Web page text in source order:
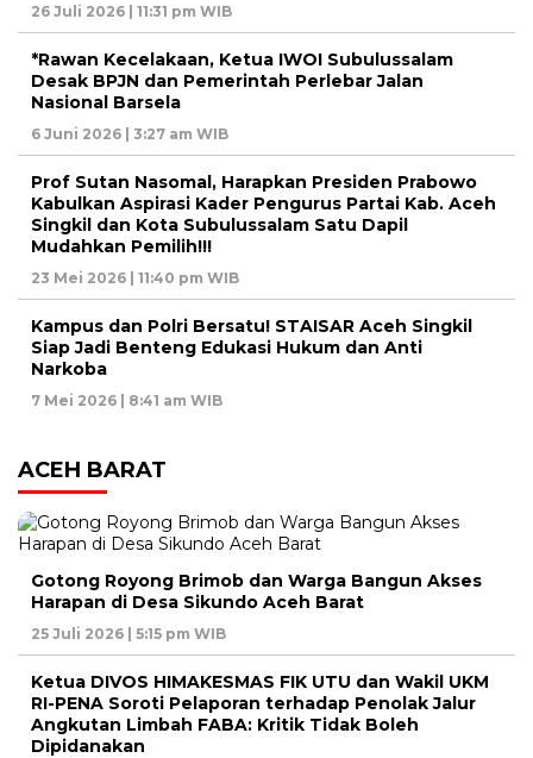
26 Juli 2026 | 11:31 pm WIB
*Rawan Kecelakaan, Ketua IWOI Subulussalam
Desak BPJN dan Pemerintah Perlebar Jalan
Nasional Barsela
6 Juni 2026 | 3:27 am WIB
Prof Sutan Nasomal, Harapkan Presiden Prabowo
Kabulkan Aspirasi Kader Pengurus Partai Kab. Aceh
Singkil dan Kota Subulussalam Satu Dapil
Mudahkan Pemilih!!!
23 Mei 2026 | 11:40 pm WIB
Kampus dan Polri Bersatu! STAISAR Aceh Singkil
Siap Jadi Benteng Edukasi Hukum dan Anti
Narkoba
7 Mei 2026 | 8:41 am WIB
ACEH BARAT
Gotong Royong Brimob dan Warga Bangun Akses
Harapan di Desa Sikundo Aceh Barat
25 Juli 2026 | 5:15 pm WIB
Ketua DIVOS HIMAKESMAS FIK UTU dan Wakil UKM
RI-PENA Soroti Pelaporan terhadap Penolak Jalur
Angkutan Limbah FABA: Kritik Tidak Boleh
Dipidanakan